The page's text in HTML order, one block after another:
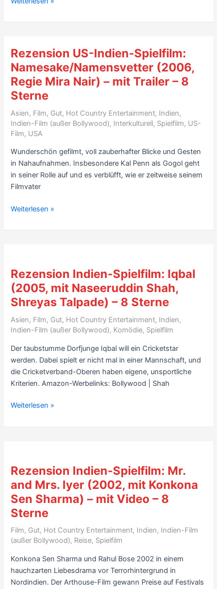
Sterne
Bollywood-
Vicky
Donor
(2012)
–
mit
–
8
Sterne
Rezension US-Indien-Spielfilm:
Namesake/Namensvetter (2006,
Regie Mira Nair) – mit Trailer – 8
Sterne
Asien, Film, Gut, Hot Country Entertainment, Indien,
Indien-Film (außer Bollywood), Interkulturell, Spielfilm, US-
Film, USA
Wunderschön gefilmt, voll zauberhafter Blicke und Gesten
in Nahaufnahmen. Insbesondere Kal Penn als Gogol geht
in seiner Rolle auf und es verblüfft, wie er zeitweise seinem
Filmvater
Rezension
Indien-
Regie
Mira
Nair)
mit
–
8
Sterne
Weiterlesen »
Rezension Indien-Spielfilm: Iqbal
(2005, mit Naseeruddin Shah,
Shreyas Talpade) – 8 Sterne
Asien, Film, Gut, Hot Country Entertainment, Indien,
Indien-Film (außer Bollywood), Komödie, Spielfilm
Der taubstumme Dorfjunge Iqbal will ein Cricketstar
werden. Dabei spielt er nicht mal in einer Mannschaft, und
die Cricketverband-Oberen haben eigene, unsportliche
Kriterien. Amazon-Werbelinks: Bollywood | Shah
Rezension
Spielfilm:
Naseeruddin
Shah,
Shreyas
Talpade)
8
Sterne
Weiterlesen »
Rezension Indien-Spielfilm: Mr.
and Mrs. Iyer (2002, mit Konkona
Sen Sharma) – mit Video – 8
Sterne
Film, Gut, Hot Country Entertainment, Indien, Indien-Film
(außer Bollywood), Reise, Spielfilm
Konkona Sen Sharma und Rahul Bose 2002 in einem
hauchzarten Liebesdrama vor Terrorhintergrund in
Nordindien. Der Arthouse-Film gewann Preise auf Festivals